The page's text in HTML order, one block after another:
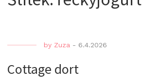
by Zuza - 6.4.2026
Cottage dort